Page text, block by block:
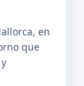
en
que